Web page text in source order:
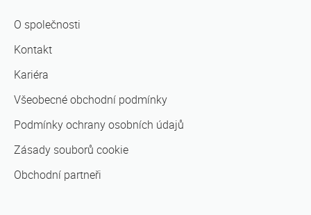
O společnosti
Kontakt
Kariéra
Všeobecné obchodní podmínky
Podmínky ochrany osobních údajů
Zásady souborů cookie
Obchodní partneři